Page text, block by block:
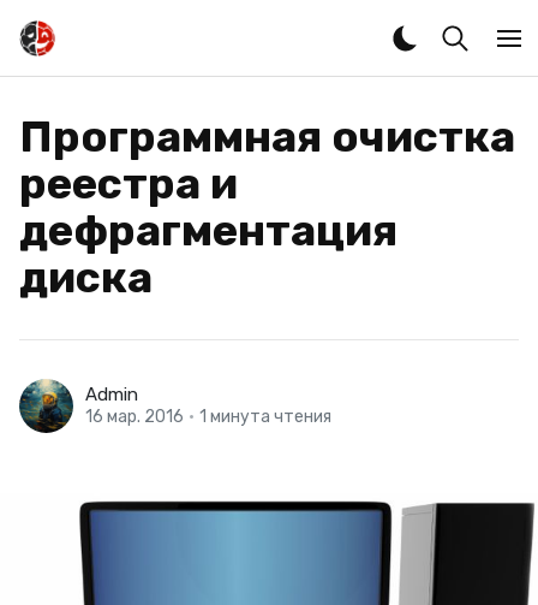
Программная очистка
реестра и
дефрагментация
диска
Admin
16 мар. 2016 • 1 минута чтения